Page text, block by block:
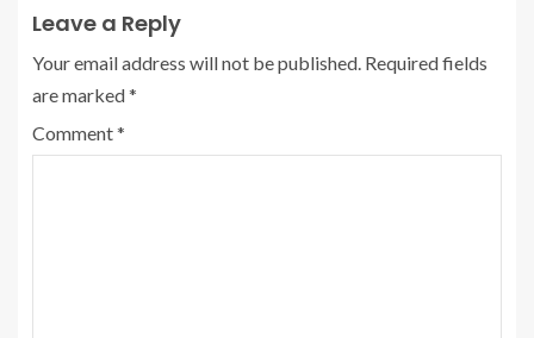
Leave a Reply
Your email address will not be published. Required fields
are marked*
Comment*